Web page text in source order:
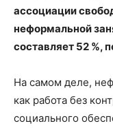
ассоциации
неформальной
составляет 52 %,
На самом деле,
как работа без
социального